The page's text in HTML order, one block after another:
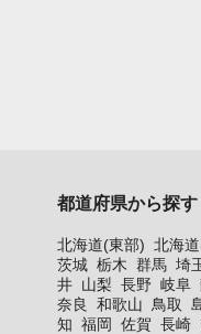
都道府県から探す
北海道(東部) 北海
茨城 栃木 群馬 埼
井 山梨 長野 岐阜
奈良
和歌山 鳥取
知 福岡 佐賀 長崎